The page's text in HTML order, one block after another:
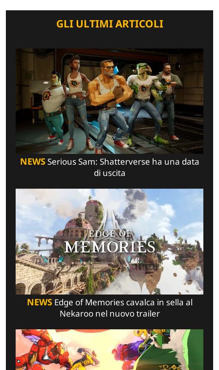
GLI ULTIMI ARTICOLI
NEWSSerious Sam: Shatterverse ha una data
di uscita
NEWSEdge of Memories cavalca in sella al
Nekaroo nel nuovo trailer